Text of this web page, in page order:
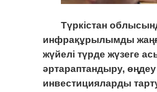
Түркістан
инфрақұрылымды
жүйелі түрде жүзеге
әртараптандыру,
инвестицияларды